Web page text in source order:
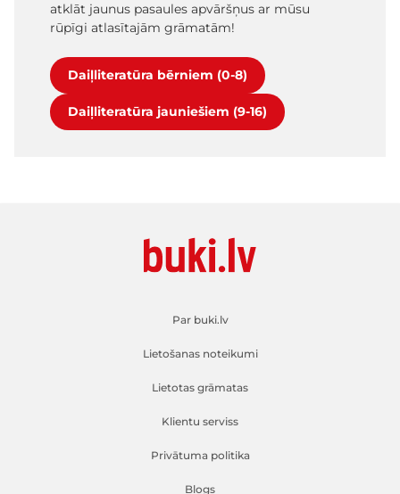
atklāt jaunus pasaules apvāršņus ar mūsu
rūpīgi atlasītajām grāmatām!
Daiļliteratūra bērniem (0-8)
Daiļliteratūra jauniešiem (9-16)
Par buki.lv
Lietošanas noteikumi
Lietotas grāmatas
Klientu serviss
Privātuma politika
Blogs